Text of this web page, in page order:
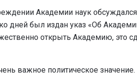
Академии наук
дней был издан указ «Об
открыть Академию, это
важное политическое